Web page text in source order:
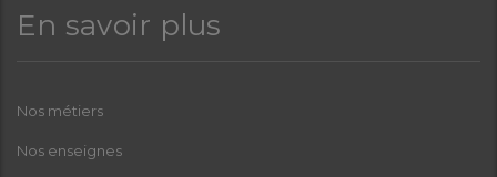
En savoir plus
Nos métiers
Nos enseignes